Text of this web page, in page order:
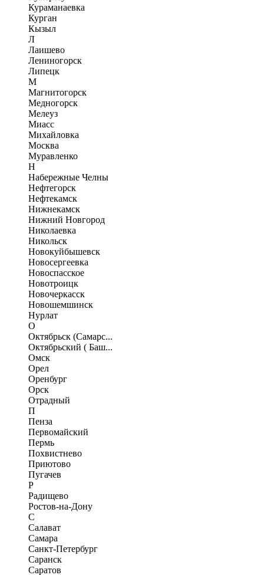
Кураманаевка
Курган
Кызыл
Л
Лаишево
Лениногорск
Липецк
М
Магнитогорск
Медногорск
Мелеуз
Миасс
Михайловка
Москва
Муравленко
Н
Набережные Челны
Нефтегорск
Нефтекамск
Нижнекамск
Нижний Новгород
Николаевка
Никольск
Новокуйбышевск
Новосергеевка
Новоспасское
Новотроицк
Новочеркасск
Новошемшинск
Нурлат
О
Октябрьск (Самарс...
Октябрьский ( Баш...
Омск
Орел
Оренбург
Орск
Отрадный
П
Пенза
Первомайский
Пермь
Похвистнево
Приютово
Пугачев
Р
Радищево
Ростов-на-Дону
С
Салават
Самара
Санкт-Петербург
Саранск
Саратов